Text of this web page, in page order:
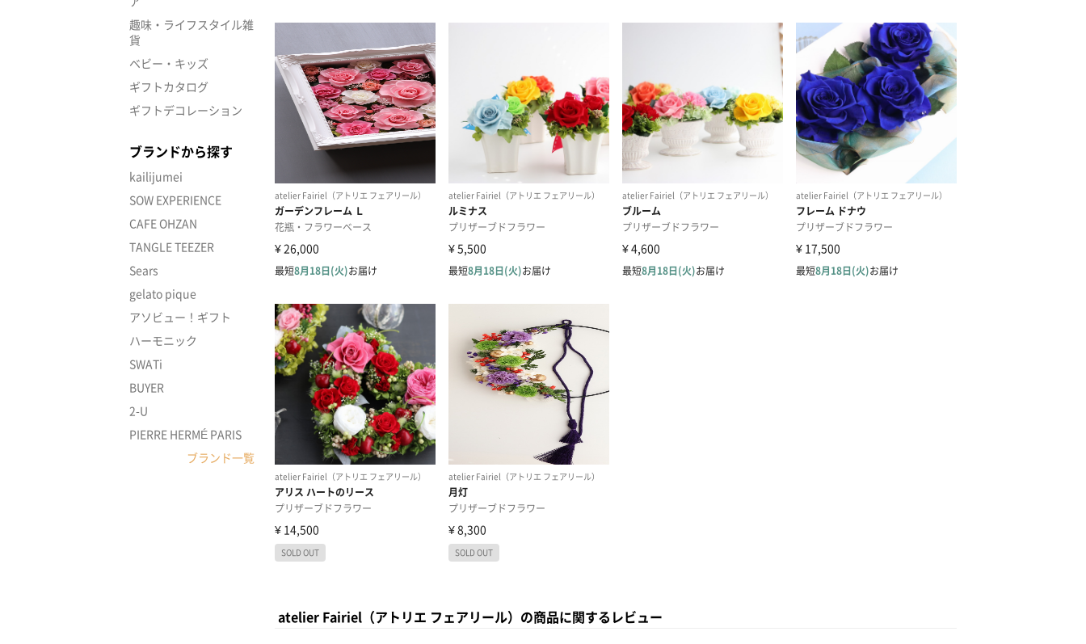
趣味・ライフスタイル雑
貨
ベビー・キッズ
ギフトカタログ
ギフトデコレーション
ブランドから探す
kailijumei
SOW EXPERIENCE
CAFE OHZAN
TANGLE TEEZER
Sears
gelato pique
アソビュー！ギフト
ハーモニック
SWATi
BUYER
2-U
PIERRE HERMÉ PARIS
ブランド一覧
atelier Fairiel（アトリエ フェアリール）の商品に関するレビュー